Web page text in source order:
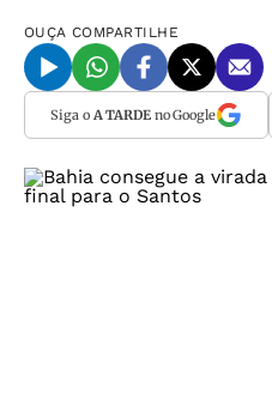
OUÇA COMPARTILHE
Siga o A TARDEno Google